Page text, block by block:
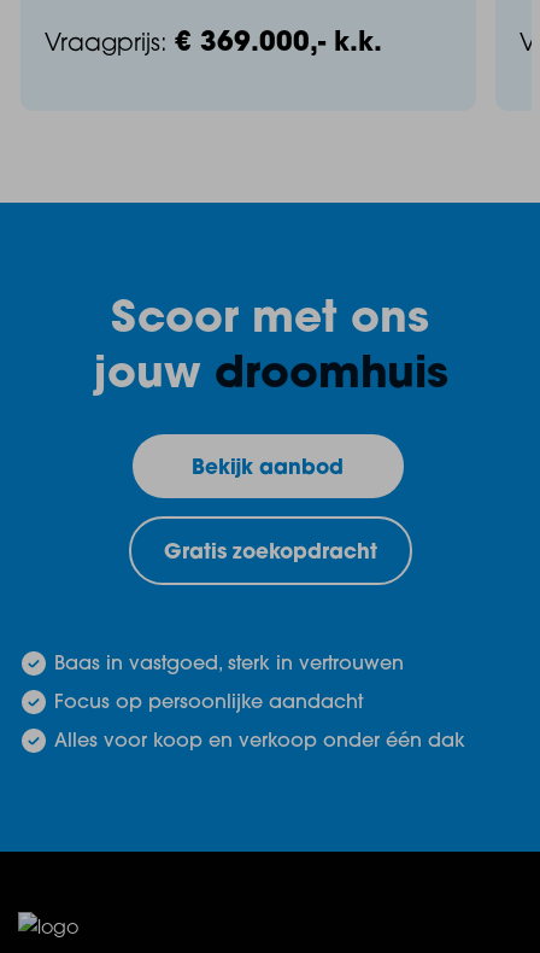
Vraagprijs: € 369.000,- k.k.
Scoor met ons
jouw droomhuis
Bekijk aanbod
Gratis zoekopdracht
Baas in vastgoed, sterk in vertrouwen
Focus op persoonlijke aandacht
Alles voor koop en verkoop onder één dak